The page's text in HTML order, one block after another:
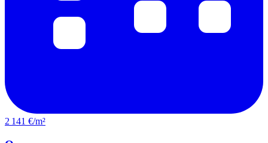
2 141 €/m²